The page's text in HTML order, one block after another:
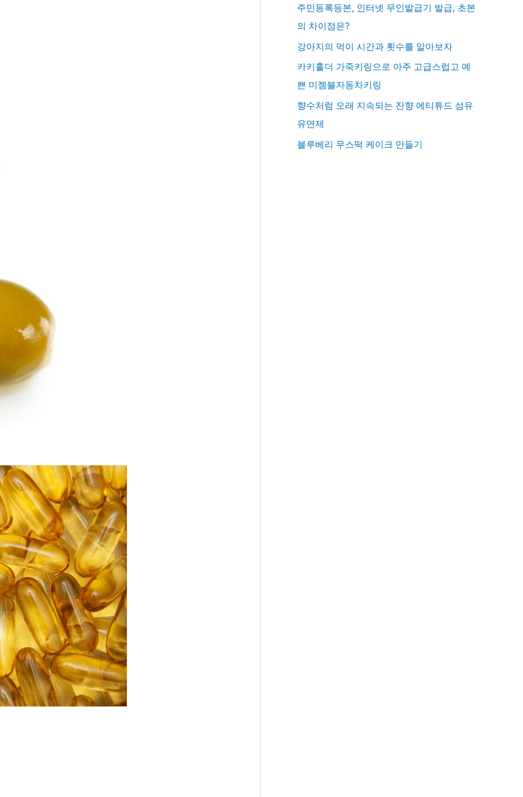
주민등록등본, 인터넷 무인발급기 발급, 초본
의 차이점은?
강아지의 먹이 시간과 횟수를 알아보자
카키홀더 가죽키링으로 아주 고급스럽고 예
쁜 미젬블자동차키링
향수처럼 오래 지속되는 잔향 에티튜드 섬유
유연제
블루베리 무스떡 케이크 만들기